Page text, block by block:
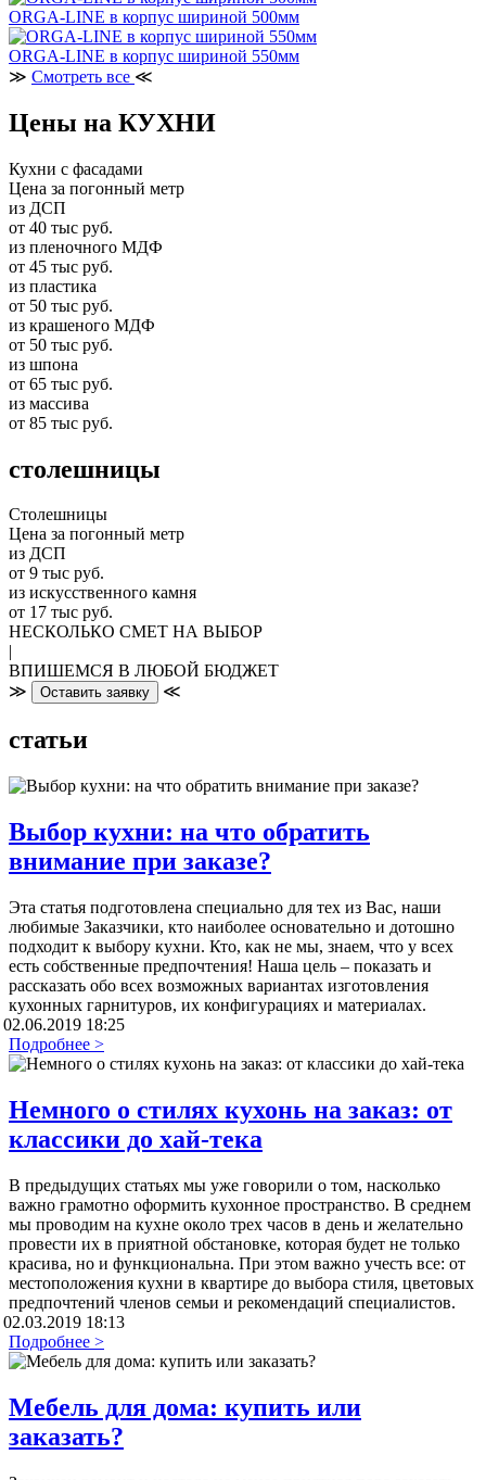
ORGA-LINE в корпус шириной 500мм
ORGA-LINE в корпус шириной 550мм
≫ Смотреть все ≪
Цены на КУХНИ
Кухни с фасадами
Цена за погонный метр
из ДСП
от 40 тыс руб.
из пленочного МДФ
от 45 тыс руб.
из пластика
от 50 тыс руб.
из крашеного МДФ
от 50 тыс руб.
из шпона
от 65 тыс руб.
из массива
от 85 тыс руб.
столешницы
Столешницы
Цена за погонный метр
из ДСП
от 9 тыс руб.
из искусственного камня
от 17 тыс руб.
НЕСКОЛЬКО СМЕТ НА ВЫБОР
ВПИШЕМСЯ В ЛЮБОЙ БЮДЖЕТ
≫
Оставить заявку ≪
статьи
Выбор кухни: на что обратить
внимание при заказе?
Эта статья подготовлена специально для тех из Вас, наши
любимые Заказчики, кто наиболее основательно и дотошно
подходит к выбору кухни. Кто, как не мы, знаем, что у всех
есть собственные предпочтения! Наша цель – показать и
рассказать обо всех возможных вариантах изготовления
кухонных гарнитуров, их конфигурациях и материалах.
02.06.2019 18:25
Подробнее >
Немного о стилях кухонь на заказ: от
классики до хай-тека
В предыдущих статьях мы уже говорили о том, насколько
важно грамотно оформить кухонное пространство. В среднем
мы проводим на кухне около трех часов в день и желательно
провести их в приятной обстановке, которая будет не только
красива, но и функциональна. При этом важно учесть все: от
местоположения кухни в квартире до выбора стиля, цветовых
предпочтений членов семьи и рекомендаций специалистов.
02.03.2019 18:13
Подробнее >
Мебель для дома: купить или
заказать?